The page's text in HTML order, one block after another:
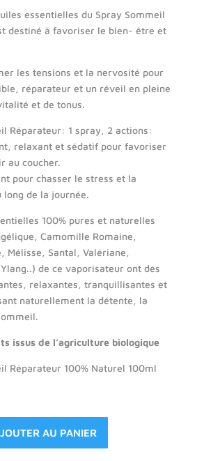
essentielles du Spray Sommeil
destiné à favoriser le bien- être et
les tensions et la nervosité pour
réparateur et un réveil en pleine
et de tonus.
Réparateur: 1 spray, 2 actions:
relaxant et sédatif pour favoriser
au coucher.
pour chasser le stress et la
de la journée.
100% pures et naturelles
Camomille Romaine,
Mélisse, Santal, Valériane,
de ce vaporisateur ont des
relaxantes, tranquillisantes et
naturellement la détente, la
issus de l’agriculture biologique
Réparateur 100% Naturel 100ml
AU PANIER